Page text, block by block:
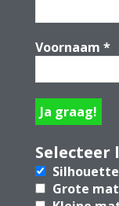
Voornaam *
Selecteer
Grote